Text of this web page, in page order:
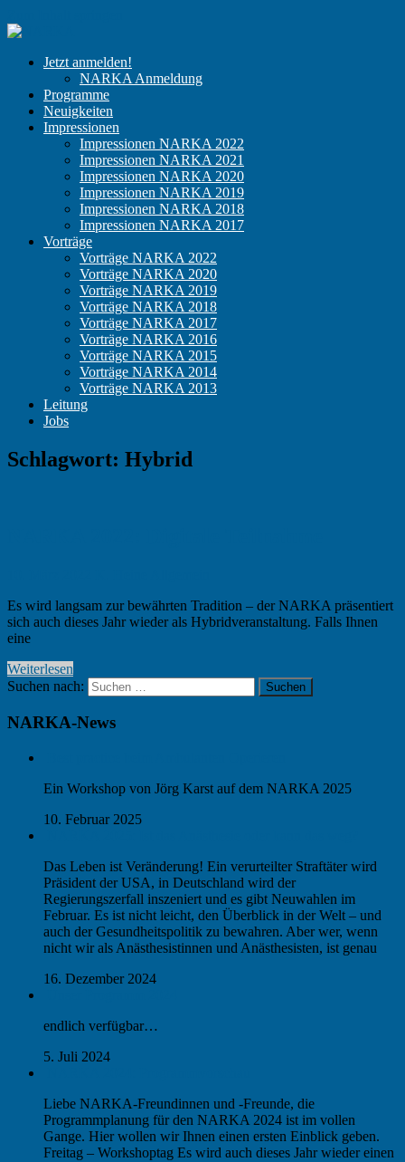
NARKA
niedergelassene
Anästhesisten
Jetzt anmelden!
NARKA Anmeldung
Programme
Neuigkeiten
Impressionen
Impressionen NARKA 2022
Impressionen NARKA 2021
Impressionen NARKA 2020
Impressionen NARKA 2019
Impressionen NARKA 2018
Impressionen NARKA 2017
Vorträge
Vorträge NARKA 2022
Vorträge NARKA 2020
Vorträge NARKA 2019
Vorträge NARKA 2018
Vorträge NARKA 2017
Vorträge NARKA 2016
Vorträge NARKA 2015
Vorträge NARKA 2014
Vorträge NARKA 2013
Leitung
Jobs
Schlagwort: Hybrid
Es wird langsam zur bewährten Tradition – der NARKA präsentiert
sich auch dieses Jahr wieder als Hybridveranstaltung. Falls Ihnen
eine
Weiterlesen
Suchen nach:
Suchen
NARKA-News
Ein Workshop von Jörg Karst auf dem NARKA 2025
10. Februar 2025
Das Leben ist Veränderung! Ein verurteilter Straftäter wird
Präsident der USA, in Deutschland wird der
Regierungszerfall inszeniert und es gibt Neuwahlen im
Februar. Es ist nicht leicht, den Überblick in der Welt – und
auch der Gesundheitspolitik zu bewahren. Aber wer, wenn
nicht wir als Anästhesistinnen und Anästhesisten, ist genau
16. Dezember 2024
endlich verfügbar…
5. Juli 2024
Liebe NARKA-Freundinnen und -Freunde, die
Programmplanung für den NARKA 2024 ist im vollen
Gange. Hier wollen wir Ihnen einen ersten Einblick geben.
Freitag – Workshoptag Es wird auch dieses Jahr wieder einen